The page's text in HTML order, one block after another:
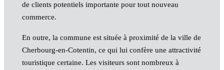
de clients potentiels importante pour tout nouveau
commerce.
En outre, la commune est située à proximité de la ville de
Cherbourg-en-Cotentin, ce qui lui confère une attractivité
touristique certaine. Les visiteurs sont nombreux à